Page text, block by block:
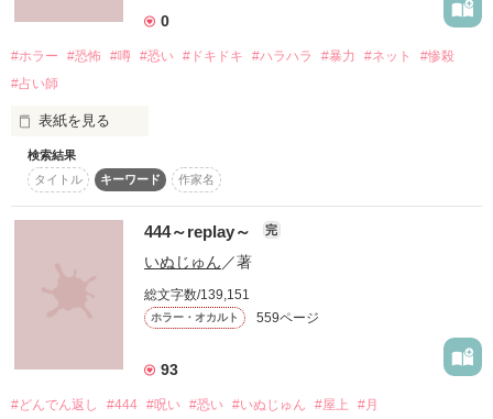
その他の条件
作品を読む
0
#ホラー #恐怖 #噂 #恐い #ドキドキ #ハラハラ #暴力 #ネット
#惨殺
#占い師
表紙を見る
ねぇ！知ってる？
駅前通りにすごく当たる占い師がいるって！？
え～本当に？お金は？
検索結果
タイトル
キーワード 作家名
444～replay～ 完
いぬじゅん／著
総文字数/139,151
ホラー・オカルト 559ページ
93
#どんでん返し #444 #呪い #恐い #いぬじゅん #屋上 #月